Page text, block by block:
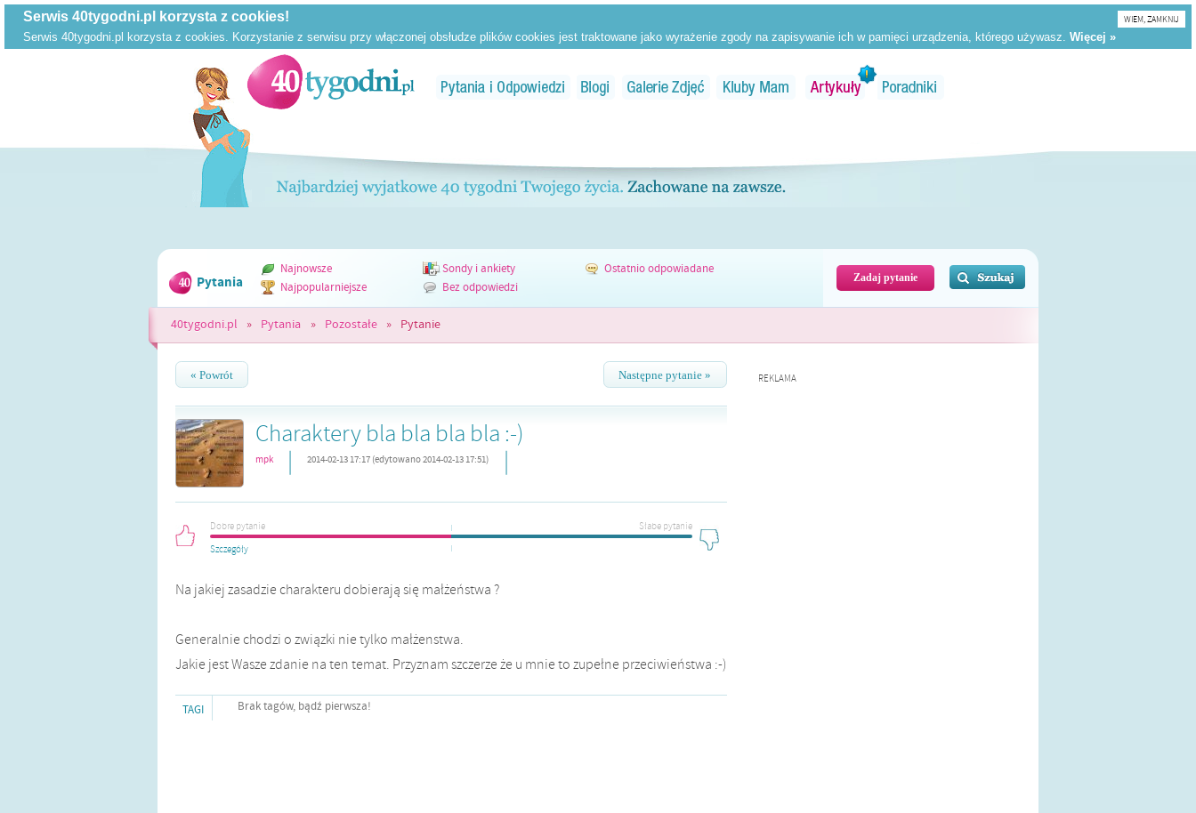
WIEM, ZAMKNIJ
Pytania
Najnowsze Sondy i ankiety
Ostatnio odpowiadane
Najpopularniejsze
Bez odpowiedzi
Zadaj pytanie
40tygodni.pl » Pytania » Pozostałe » Pytanie
« Powrót Następne pytanie »
Charaktery bla bla bla bla :-)
mpk | 2014-02-13 17:17 (edytowano 2014-02-13 17:51) |
Dobre pytanie
Słabe pytanie
Szczegóły
Na jakiej zasadzie charakteru dobierają się małżeństwa ?
Generalnie chodzi o związki nie tylko małżenstwa.
Jakie jest Wasze zdanie na ten temat. Przyznam szczerze że u mnie to zupełne przeciwieństwa :-)
TAGI Brak tagów, bądź pierwsza!
REKLAMA